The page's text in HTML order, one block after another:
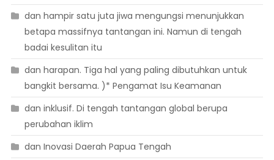
dan hampir satu juta jiwa mengungsi menunjukkan
betapa massifnya tantangan ini. Namun di tengah
badai kesulitan itu
dan harapan. Tiga hal yang paling dibutuhkan untuk
bangkit bersama. )* Pengamat Isu Keamanan
dan inklusif. Di tengah tantangan global berupa
perubahan iklim
dan Inovasi Daerah Papua Tengah